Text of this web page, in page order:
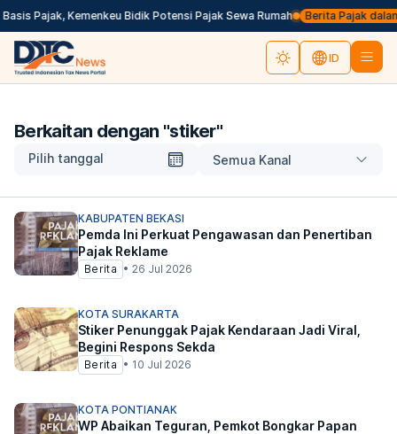
Pajak, Kemenkeu Bidik Potensi Pajak Sewa Rumah Berita Pajak dalam
ID
Berkaitan dengan "stiker"
Pilih tanggal Semua Kanal
KABUPATEN BEKASI
Pemda Ini Perkuat Pengawasan dan Penertiban
Pajak Reklame
Berita • 26 Jul 2026
KOTA SURAKARTA
Stiker Penunggak Pajak Kendaraan Jadi Viral,
Begini Respons Sekda
Berita • 10 Jul 2026
KOTA PONTIANAK
WP Abaikan Teguran, Pemkot Bongkar Papan